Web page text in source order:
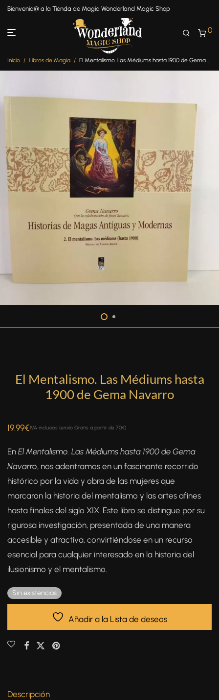
Bienvenid@ a la Tienda de Magia Wonderland Magic Shop
0
Inicio / Libros de Magia / El Mentalismo. Las Médiums hasta 1900 de Gema Navarro
El Mentalismo. Las Médiums hasta
1900 de Gema Navarro
19.99€IVA incluidos (envío Gratis a partir de 70€)
En El Mentalismo. Las Médiums hasta 1900 de Gema
Navarro, nos adentramos en un fascinante recorrido
histórico por la vida y obra de las mujeres que
marcaron la historia del mentalismo y las artes afines
hasta finales del siglo XIX. Este libro se distingue por su
rigurosa investigación, presentada de una manera
accesible y atractiva, convirtiéndose en un recurso
esencial para cualquier interesado en la historia del
ilusionismo y el mentalismo.
Sin existencias
Añadir a la Lista de deseos
Descripción